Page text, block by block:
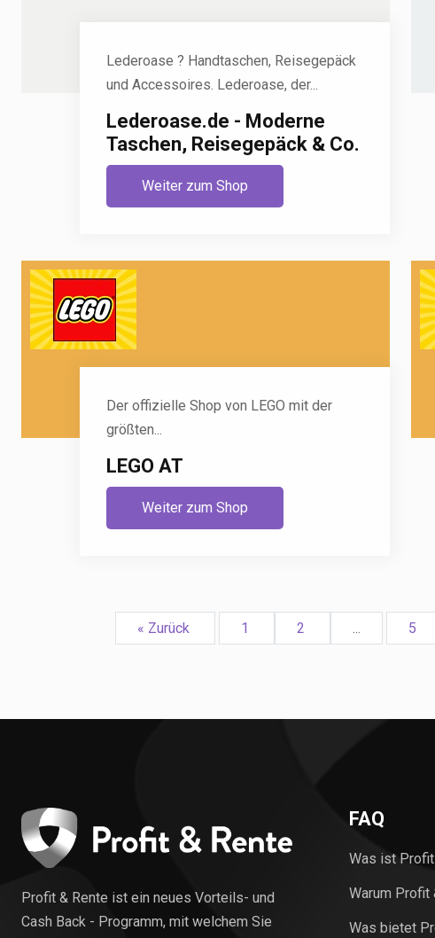
Lederoase ? Handtaschen, Reisegepäck
und Accessoires. Lederoase, der...
Lederoase.de - Moderne
Taschen, Reisegepäck & Co.
Weiter zum Shop
Der offizielle Shop von LEGO mit der
größten...
LEGO AT
Weiter zum Shop
« Zurück 1 2 ... 5
Profit & Rente ist ein neues Vorteils- und
Cash Back - Programm, mit welchem Sie
FAQ
Was ist Profit
Warum Profit
Was bietet